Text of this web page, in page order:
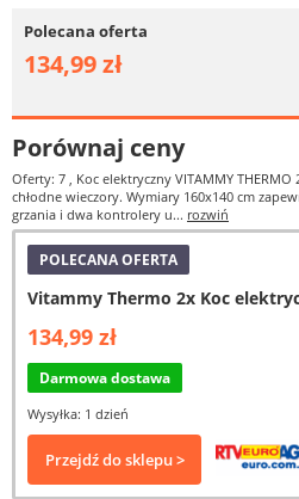
Polecana oferta
134,99 zł
Porównaj ceny
Oferty: 7 , Koc elektryczny VITAMMY
chłodne wieczory. Wymiary 160x140 cm
grzania i dwa kontrolery u... rozwiń
POLECANA OFERTA
Vitammy Thermo 2x Koc
134,99 zł
Darmowa dostawa
Wysyłka: 1 dzień
Przejdź do sklepu >